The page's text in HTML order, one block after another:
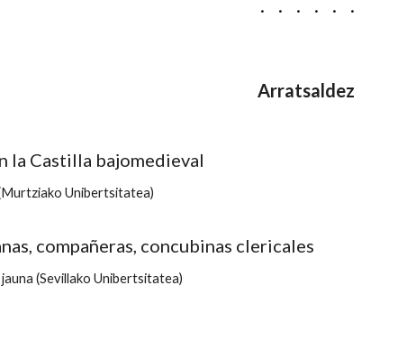
· · · · · ·
Arratsaldez
Castilla bajomedieval
Unibertsitatea)
compañeras, concubinas clericales
(Sevillako Unibertsitatea)